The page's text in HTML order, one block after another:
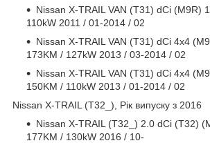
Nissan X-TRAIL VAN (T31) dCi (M9R)
110kW 2011 / 01-2014 / 02
Nissan X-TRAIL VAN (T31) dCi 4x4
173KM / 127kW 2013 / 03-2014 / 02
Nissan X-TRAIL VAN (T31) dCi 4x4
150KM / 110kW 2013 / 01-2014 / 02
Nissan X-TRAIL (T32_), Рік випуску з 2016
Nissan X-TRAIL (T32_) 2.0 dCi (T32)
177KM / 130kW 2016 / 10-